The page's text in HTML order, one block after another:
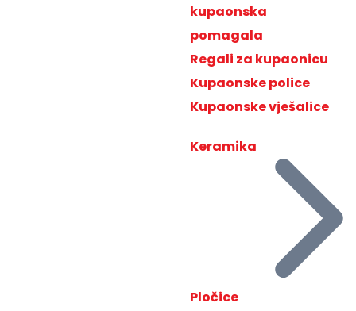
kupaonska
pomagala
Regali za kupaonicu
Kupaonske police
Kupaonske vješalice
Keramika
Pločice